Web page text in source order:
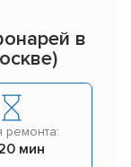
в
ремонта:
мин